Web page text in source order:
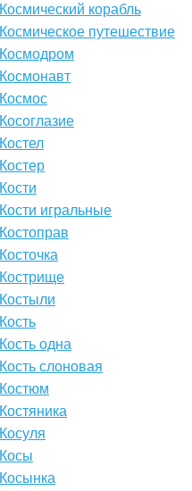
Космический корабль
Космическое путешествие
Космодром
Космонавт
Космос
Косоглазие
Костел
Костер
Кости
Кости игральные
Костоправ
Косточка
Кострище
Костыли
Кость
Кость одна
Кость слоновая
Костюм
Костяника
Косуля
Косы
Косынка